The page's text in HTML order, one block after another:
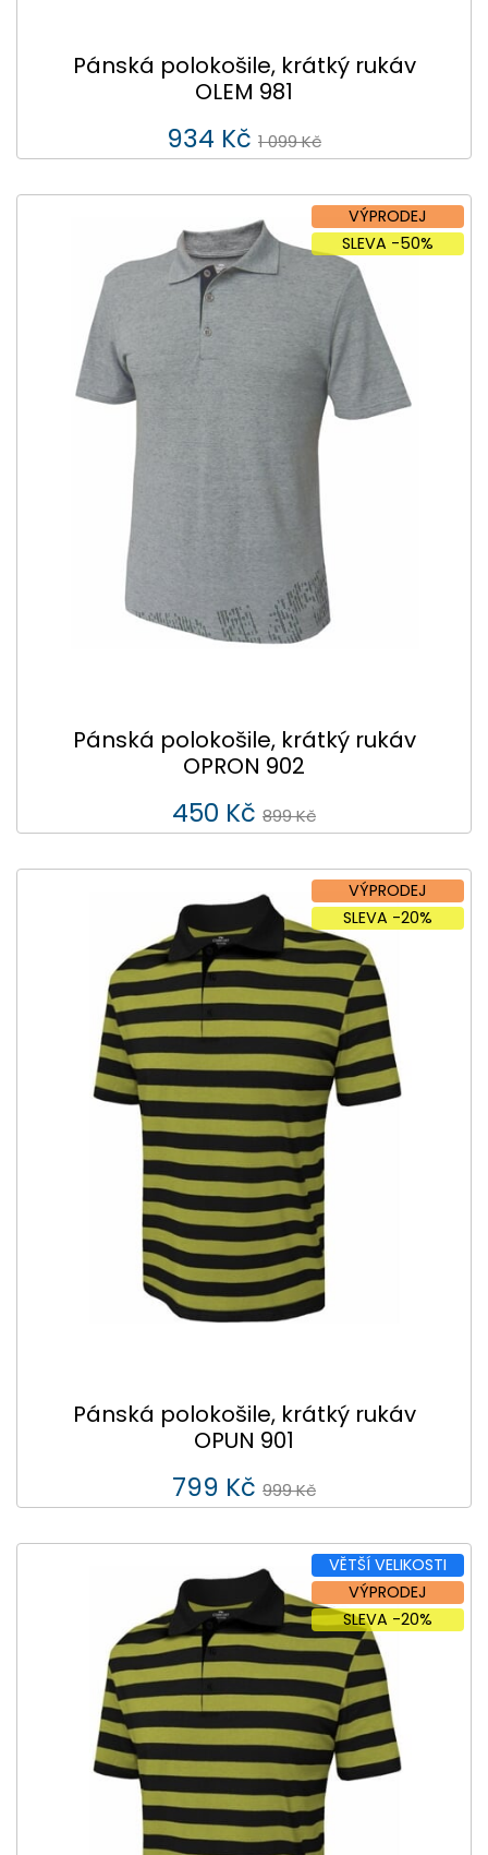
Pánská polokošile, krátký rukáv
OLEM 981
934 Kč 1 099 Kč
VÝPRODEJ
SLEVA -50%
Pánská polokošile, krátký rukáv
OPRON 902
450 Kč 899 Kč
VÝPRODEJ
SLEVA -20%
Pánská polokošile, krátký rukáv
OPUN 901
799 Kč 999 Kč
VĚTŠÍ VELIKOSTI
VÝPRODEJ
SLEVA -20%